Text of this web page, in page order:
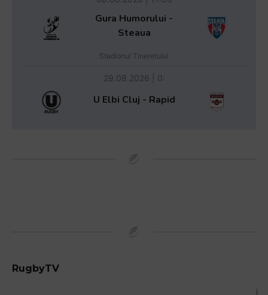
Gura Humorului -
Steaua
Stadionul Tineretului
29.08.2026 | 0:
U Elbi Cluj - Rapid
RugbyTV